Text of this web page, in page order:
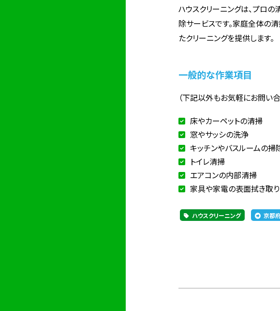
ハウスクリーニングは、プロ
除サービスです。家庭全体の
たクリーニングを提供します。
一般的な作業項目
（下記以外もお気軽にお問い合
床やカーペットの清掃
窓やサッシの洗浄
キッチンやバスルームの掃
トイレ清掃
エアコンの内部清掃
家具や家電の表面拭き取り
ハウスクリーニング 京都